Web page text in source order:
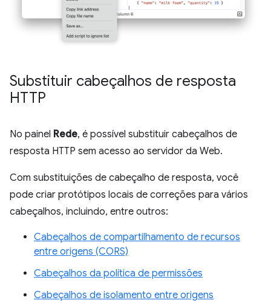
Substituir cabeçalhos de resposta
HTTP
No painel Rede, é possível substituir cabeçalhos de
resposta HTTP sem acesso ao servidor da Web.
Com substituições de cabeçalho de resposta, você
pode criar protótipos locais de correções para vários
cabeçalhos, incluindo, entre outros:
Cabeçalhos de compartilhamento de recursos
entre origens (CORS)
Cabeçalhos da política de permissões
Cabeçalhos de isolamento entre origens